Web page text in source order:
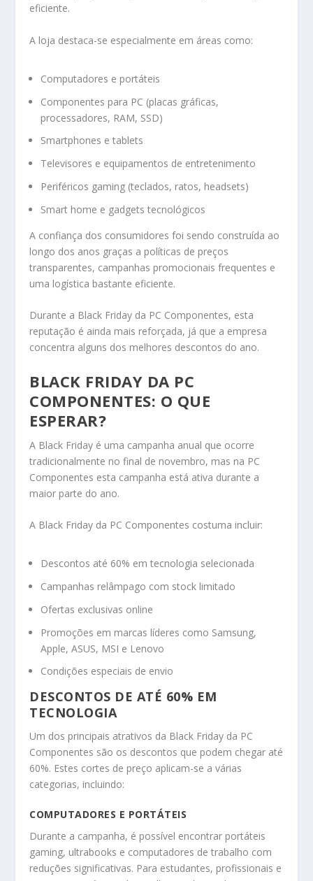
eficiente.
A loja destaca-se especialmente em áreas como:
Computadores e portáteis
Componentes para PC (placas gráficas,
processadores, RAM, SSD)
Smartphones e tablets
Televisores e equipamentos de entretenimento
Periféricos gaming (teclados, ratos, headsets)
Smart home e gadgets tecnológicos
A confiança dos consumidores foi sendo construída ao
longo dos anos graças a políticas de preços
transparentes, campanhas promocionais frequentes e
uma logística bastante eficiente.
Durante a Black Friday da PC Componentes, esta
reputação é ainda mais reforçada, já que a empresa
concentra alguns dos melhores descontos do ano.
BLACK FRIDAY DA PC
COMPONENTES: O QUE
ESPERAR?
A Black Friday é uma campanha anual que ocorre
tradicionalmente no final de novembro, mas na PC
Componentes esta campanha está ativa durante a
maior parte do ano.
A Black Friday da PC Componentes costuma incluir:
Descontos até 60% em tecnologia selecionada
Campanhas relâmpago com stock limitado
Ofertas exclusivas online
Promoções em marcas líderes como Samsung,
Apple, ASUS, MSI e Lenovo
Condições especiais de envio
DESCONTOS DE ATÉ 60% EM
TECNOLOGIA
Um dos principais atrativos da Black Friday da PC
Componentes são os descontos que podem chegar até
60%. Estes cortes de preço aplicam-se a várias
categorias, incluindo:
COMPUTADORES E PORTÁTEIS
Durante a campanha, é possível encontrar portáteis
gaming, ultrabooks e computadores de trabalho com
reduções significativas. Para estudantes, profissionais e